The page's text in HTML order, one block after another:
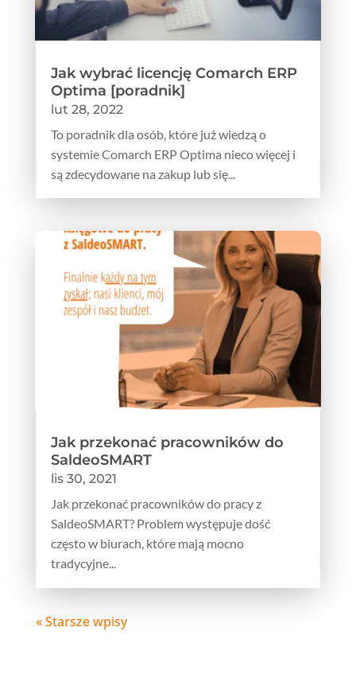
Jak wybrać licencję Comarch ERP
Optima [poradnik]
lut 28, 2022
To poradnik dla osób, które już wiedzą o
systemie Comarch ERP Optima nieco więcej i
są zdecydowane na zakup lub się...
Jak przekonać pracowników do
SaldeoSMART
lis 30, 2021
Jak przekonać pracowników do pracy z
SaldeoSMART? Problem występuje dość
często w biurach, które mają mocno
tradycyjne...
« Starsze wpisy